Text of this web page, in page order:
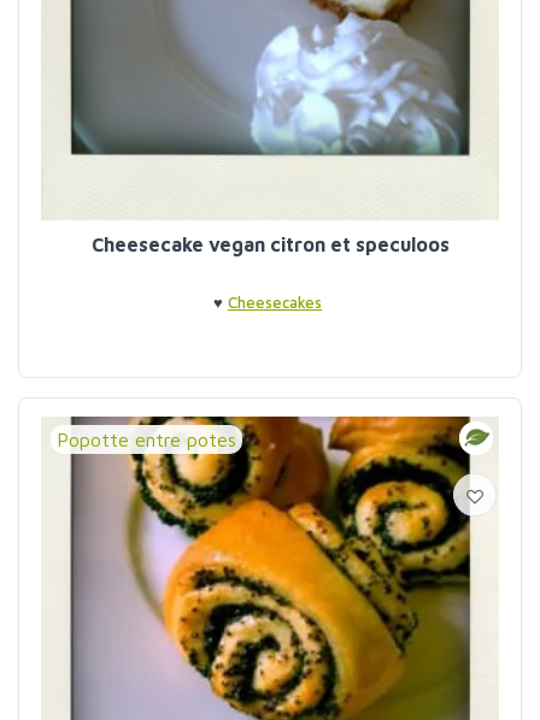
Cheesecake vegan citron et speculoos
♥ Cheesecakes
Popotte entre potes